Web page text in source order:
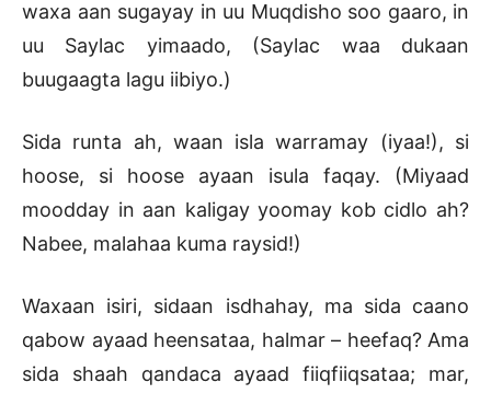
waxa aan sugayay in uu Muqdisho soo gaaro, in
uu Saylac yimaado, (Saylac waa dukaan
buugaagta lagu iibiyo.)
Sida runta ah, waan isla warramay (iyaa!), si
hoose, si hoose ayaan isula faqay. (Miyaad
moodday in aan kaligay yoomay kob cidlo ah?
Nabee, malahaa kuma raysid!)
Waxaan isiri, sidaan isdhahay, ma sida caano
qabow ayaad heensataa, halmar – heefaq? Ama
sida shaah qandaca ayaad fiiqfiiqsataa; mar,